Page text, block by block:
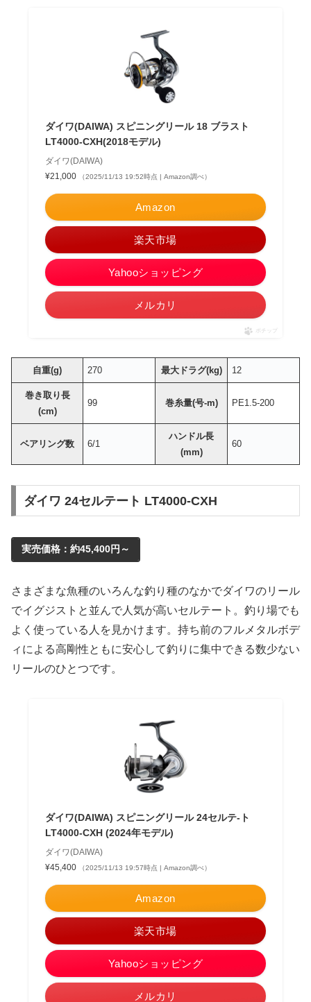
ダイワ(DAIWA) スピニングリール 18 ブラスト
LT4000-CXH(2018モデル)
ダイワ(DAIWA)
¥21,000
（2025/11/13 19:52時点 | Amazon調べ）
Amazon
楽天市場
Yahooショッピング
メルカリ
ポチップ
自重(g) 270 最大ドラグ(kg) 12
巻き取り長
(cm)
99 巻糸量(号-m) PE1.5-200
ベアリング数 6/1
ハンドル長
(mm)
60
ダイワ 24セルテート LT4000-CXH
実売価格：約45,400円～
さまざまな魚種のいろんな釣り種のなかでダイワのリール
でイグジストと並んで人気が高いセルテート。釣り場でも
よく使っている人を見かけます。持ち前のフルメタルボデ
ィによる高剛性ともに安心して釣りに集中できる数少ない
リールのひとつです。
ダイワ(DAIWA) スピニングリール 24セルテ-ト
LT4000-CXH (2024年モデル)
ダイワ(DAIWA)
¥45,400
（2025/11/13 19:57時点 | Amazon調べ）
Amazon
楽天市場
Yahooショッピング
メルカリ